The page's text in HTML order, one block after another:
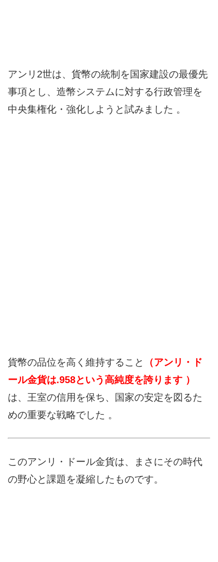
アンリ2世は、貨幣の統制を国家建設の最優先
事項とし、造幣システムに対する行政管理を
中央集権化・強化しようと試みました 。
貨幣の品位を高く維持すること
（アンリ・ド
ール金貨は.958という高純度を誇ります ）
は、王室の信用を保ち、国家の安定を図るた
めの重要な戦略でした 。
このアンリ・ドール金貨は、まさにその時代
の野心と課題を凝縮したものです。